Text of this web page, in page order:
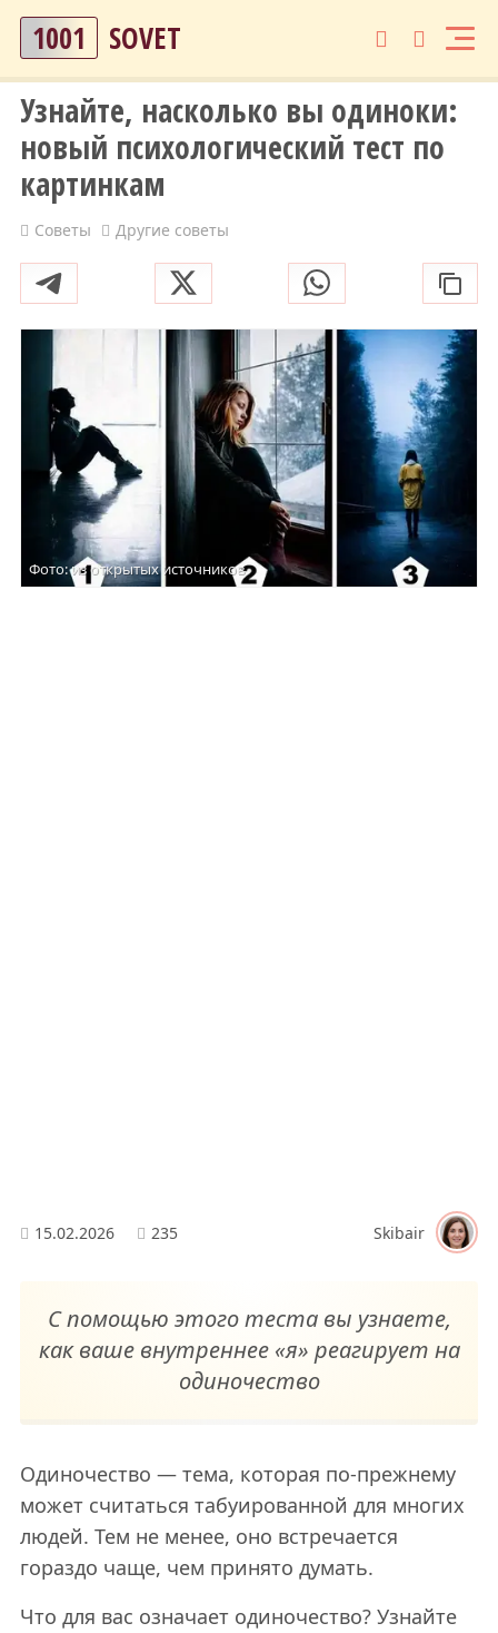
1001 SOVET
Узнайте, насколько вы одиноки:
новый психологический тест по
картинкам
Советы Другие советы
Фото: из открытых источников
15.02.2026 235 Skibair
С помощью этого теста вы узнаете,
как ваше внутреннее «я» реагирует на
одиночество
Одиночество — тема, которая по-прежнему
может считаться табуированной для многих
людей. Тем не менее, оно встречается
гораздо чаще, чем принято думать.
Что для вас означает одиночество? Узнайте